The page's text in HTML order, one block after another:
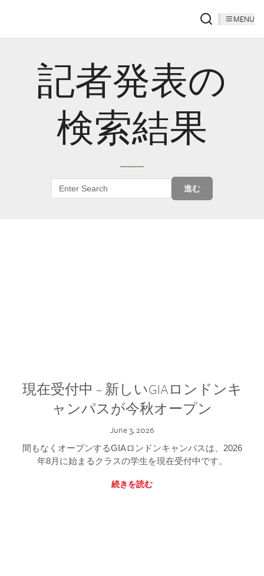
MENU
記者発表の
検索結果
進む
現在受付中 – 新しいGIAロンドンキ
ャンパスが今秋オープン
June 3, 2026
間もなくオープンするGIAロンドンキャンパスは、2026
年8月に始まるクラスの学生を現在受付中です。
続きを読む